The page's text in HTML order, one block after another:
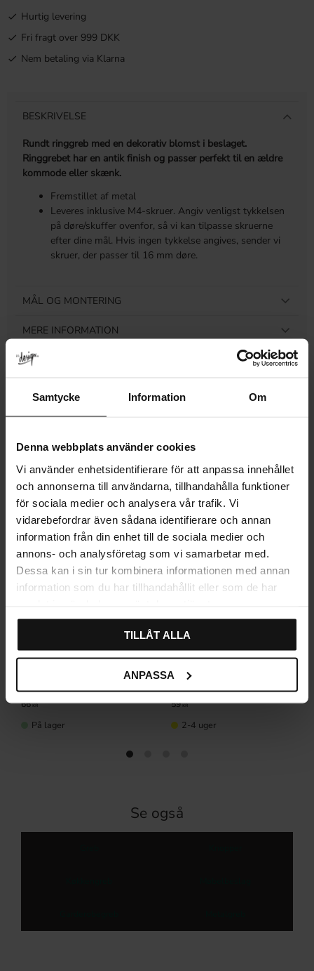
Samtycke Information Om
Denna webbplats använder cookies
Vi använder enhetsidentifierare för att anpassa innehållet
och annonserna till användarna, tillhandahålla funktioner
för sociala medier och analysera vår trafik. Vi
vidarebefordrar även sådana identifierare och annan
information från din enhet till de sociala medier och
annons- och analysföretag som vi samarbetar med.
Dessa kan i sin tur kombinera informationen med annan
information som du har tillhandahållit eller som de har
TILLÅT ALLA
ANPASSA
Hurtig levering
Fri fragt over 999 DKK
Nem betaling via Klarna
BESKRIVELSE
Rundt ringgreb med en dekorativ blomst i beslaget.
Ringgrebet har en antik finish og passer perfekt til en ældre
kommode eller skænk.
Fremstillet af metal
Leveres inklusive M4-skruer. Angiv venligst tykkelsen
på døre/skuffer ovenfor, så vi kan tilpasse skruerne
efter dine mål. Hvis ingen tykkelse angives, sender vi
skruer, der passer til 16 mm døre.
MÅL OG MONTERING
MERE INFORMATION
ANMELDELSER
Relaterede produkter
Etiketplade Skålegreb Antik
66KR
På lager
Skålegreb 5283 Gammel
antik
59KR
2-4 uger
Se også